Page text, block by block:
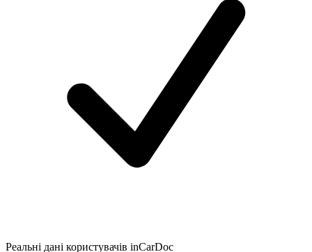
Реальні дані користувачів inCarDoc